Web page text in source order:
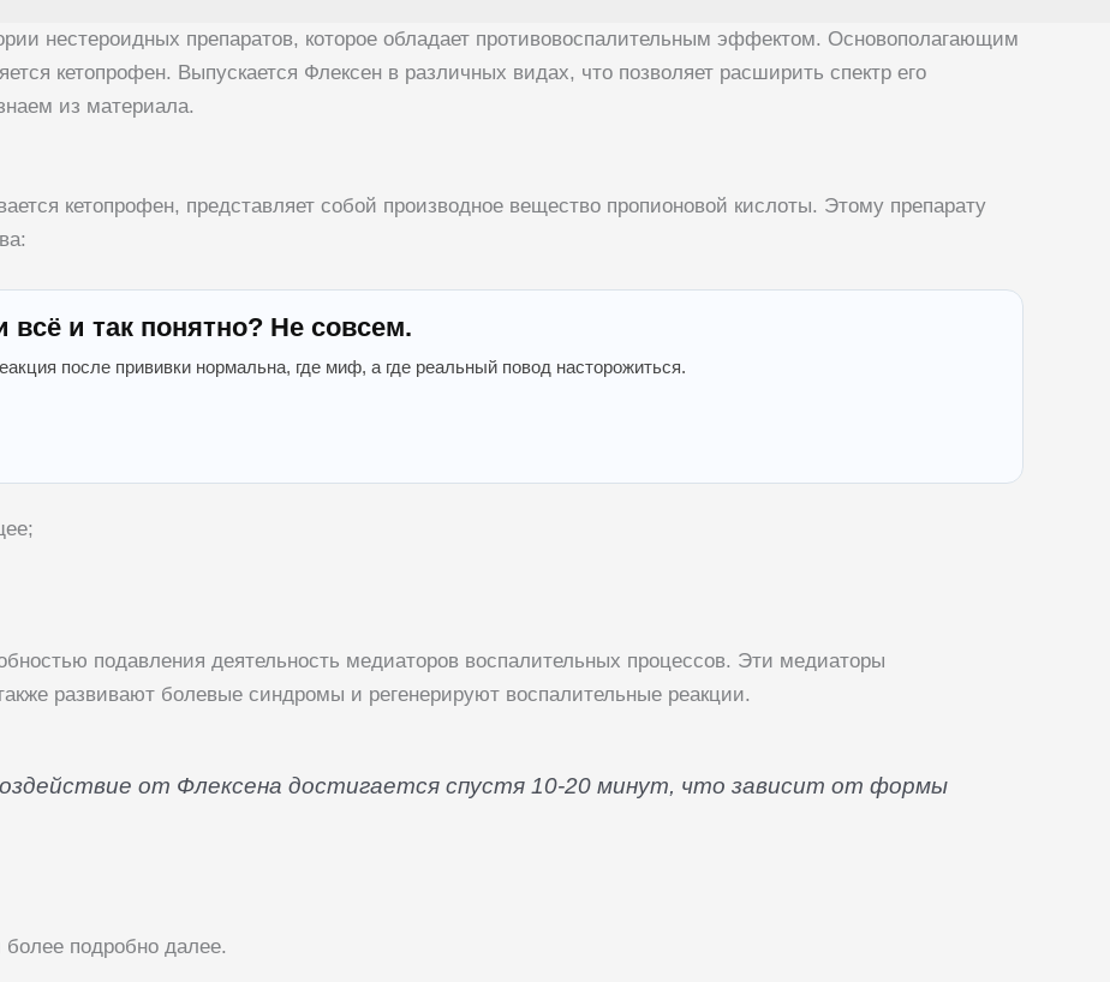
нестероидных препаратов, которое обладает противовоспалительным эффектом. Основополагающим
кетопрофен. Выпускается Флексен в различных видах, что позволяет расширить спектр его
из материала.
кетопрофен, представляет собой производное вещество пропионовой кислоты. Этому препарату
и так понятно? Не совсем.
после прививки нормальна, где миф, а где реальный повод насторожиться.
подавления деятельность медиаторов воспалительных процессов. Эти медиаторы
развивают болевые синдромы и регенерируют воспалительные реакции.
от Флексена достигается спустя 10-20 минут, что зависит от формы
более подробно далее.